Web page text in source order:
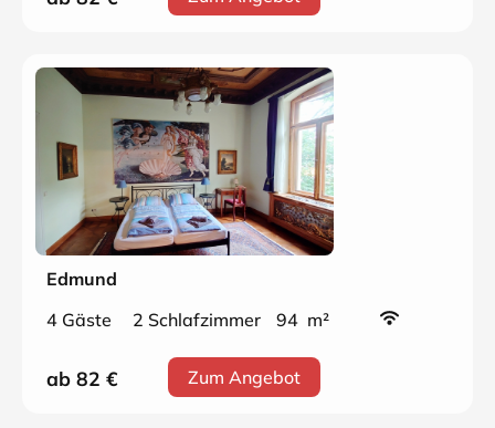
Edmund
4 Gäste
2 Schlafzimmer 94 m²
ab 82 € Zum Angebot